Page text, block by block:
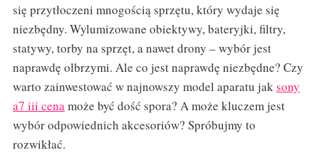
się przytłoczeni mnogością sprzętu, który wydaje się
niezbędny. Wylumizowane obiektywy, bateryjki, filtry,
statywy, torby na sprzęt, a nawet drony – wybór jest
naprawdę olbrzymi. Ale co jest naprawdę niezbędne? Czy
warto zainwestować w najnowszy model aparatu jaksony
a7 iii cenamoże być dość spora? A może kluczem jest
wybór odpowiednich akcesoriów? Spróbujmy to
rozwikłać.